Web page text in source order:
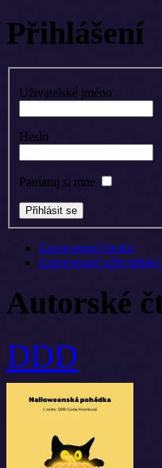
Přihlášení
Uživatelské jméno
Heslo
Pamatuj si mne
Zapomenuté heslo?
Zapomenuté
Autorské
DDD